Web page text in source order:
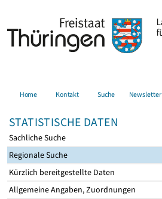
Home Kontakt Suche Newsletter
STATISTISCHE DATEN
Sachliche Suche
Regionale Suche
Kürzlich bereitgestellte Daten
Allgemeine Angaben, Zuordnungen